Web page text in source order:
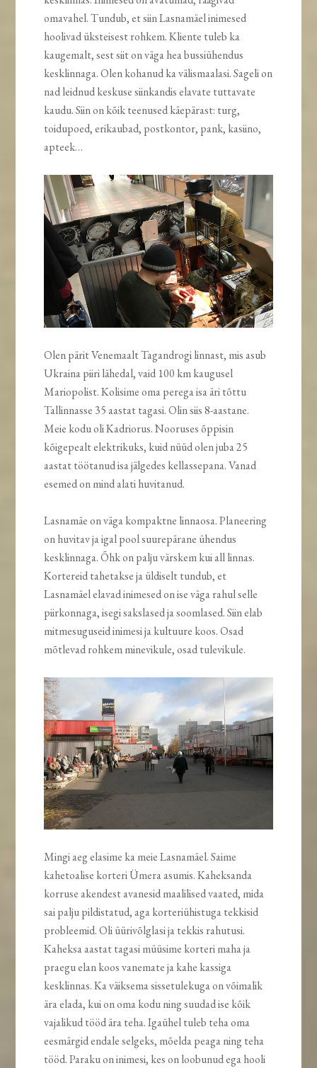
omavahel. Tundub, et siin Lasnamäel inimesed
hoolivad üksteisest rohkem. Kliente tuleb ka
kaugemalt, sest siit on väga hea bussiühendus
kesklinnaga. Olen kohanud ka välismaalasi. Sageli on
nad leidnud keskuse siinkandis elavate tuttavate
kaudu. Siin on kõik teenused käepärast: turg,
toidupoed, erikaubad, postkontor, pank, kasiino,
apteek…
Olen pärit Venemaalt Tagandrogi linnast, mis asub
Ukraina piiri lähedal, vaid 100 km kaugusel
Mariopolist. Kolisime oma perega isa äri tõttu
Tallinnasse 35 aastat tagasi. Olin siis 8-aastane.
Meie kodu oli Kadriorus. Nooruses õppisin
kõigepealt elektrikuks, kuid nüüd olen juba 25
aastat töötanud isa jälgedes kellassepana. Vanad
esemed on mind alati huvitanud.
Lasnamäe on väga kompaktne linnaosa. Planeering
on huvitav ja igal pool suurepärane ühendus
kesklinnaga. Õhk on palju värskem kui all linnas.
Kortereid tahetakse ja üldiselt tundub, et
Lasnamäel elavad inimesed on ise väga rahul selle
piirkonnaga, isegi sakslased ja soomlased. Siin elab
mitmesuguseid inimesi ja kultuure koos. Osad
mõtlevad rohkem minevikule, osad tulevikule.
Mingi aeg elasime ka meie Lasnamäel. Saime
kahetoalise korteri Ümera asumis. Kaheksanda
korruse akendest avanesid maalilised vaated, mida
sai palju pildistatud, aga korteriühistuga tekkisid
probleemid. Oli üürivõlglasi ja tekkis rahutusi.
Kaheksa aastat tagasi müüsime korteri maha ja
praegu elan koos vanemate ja kahe kassiga
kesklinnas. Ka väiksema sissetulekuga on võimalik
ära elada, kui on oma kodu ning suudad ise kõik
vajalikud tööd ära teha. Igaühel tuleb teha oma
eesmärgid endale selgeks, mõelda peaga ning teha
tööd. Paraku on inimesi, kes on loobunud ega hooli